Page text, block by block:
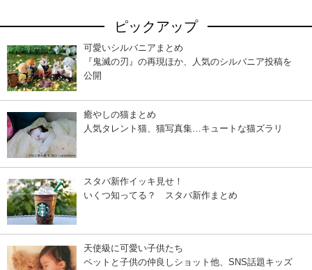
ピックアップ
可愛いシルバニアまとめ
『鬼滅の刃』の再現ほか、人気のシルバニア投稿を
公開
癒やしの猫まとめ
人気タレント猫、猫写真集…キュートな猫ズラリ
スタバ新作イッキ見せ！
いくつ知ってる？ スタバ新作まとめ
天使級に可愛い子供たち
ペットと子供の仲良しショット他、SNS話題キッズ